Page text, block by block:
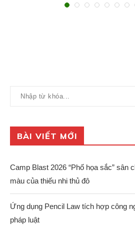
BÀI VIẾT MỚI
Camp Blast 2026 “Phố họa sắc” sân
màu của thiếu nhi thủ đô
Ứng dụng Pencil Law tích hợp công
pháp luật